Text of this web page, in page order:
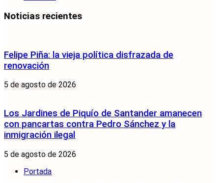
Noticias recientes
Felipe Piña: la vieja política disfrazada de
renovación
5 de agosto de 2026
Los Jardines de Piquío de Santander amanecen
con pancartas contra Pedro Sánchez y la
inmigración ilegal
5 de agosto de 2026
Portada